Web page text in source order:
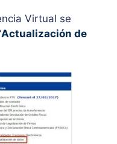
Virtual se
Actualización de